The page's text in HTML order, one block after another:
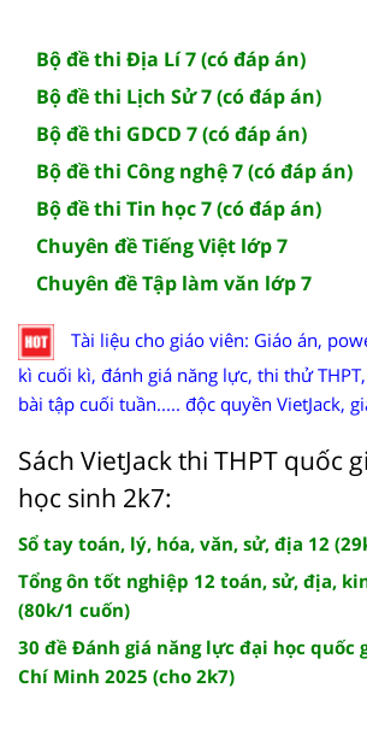
Bộ đề thi Địa Lí 7 (có đáp án)
Bộ đề thi Lịch Sử 7 (có đáp án)
Bộ đề thi GDCD 7 (có đáp án)
Bộ đề thi Công nghệ 7 (có đáp án)
Bộ đề thi Tin học 7 (có đáp án)
Chuyên đề Tiếng Việt lớp 7
Chuyên đề Tập làm văn lớp 7
Tài liệu cho giáo viên: Giáo án,
kì cuối kì, đánh giá năng lực, thi thử
bài tập cuối tuần..... độc quyền VietJack,
Sách VietJack thi THPT quốc
học sinh 2k7:
Sổ tay toán, lý, hóa, văn, sử, địa 12
Tổng ôn tốt nghiệp 12 toán, sử, địa,
(80k/1 cuốn)
30 đề Đánh giá năng lực đại học quốc
Chí Minh 2025 (cho 2k7)